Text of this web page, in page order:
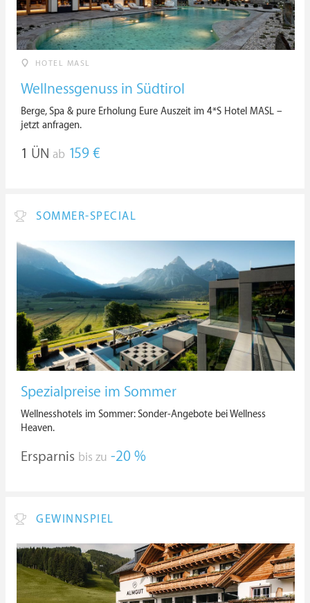
HOTEL MASL
Wellnessgenuss in Südtirol
Berge, Spa & pure Erholung Eure Auszeit im 4*S Hotel MASL –
jetzt anfragen.
1 ÜN ab 159 €
SOMMER-SPECIAL
Spezialpreise im Sommer
Wellnesshotels im Sommer: Sonder-Angebote bei Wellness
Heaven.
Ersparnis bis zu -20 %
GEWINNSPIEL